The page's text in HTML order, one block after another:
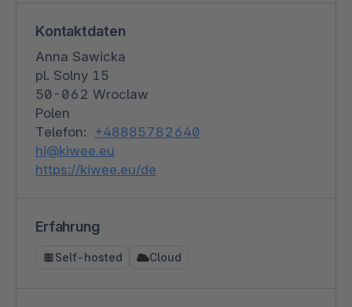
Kontaktdaten
Anna Sawicka
pl. Solny 15
50-062 Wroclaw
Polen
Telefon: +48885782640
hi@kiwee.eu
https://kiwee.eu/de
Erfahrung
Self-hosted Cloud